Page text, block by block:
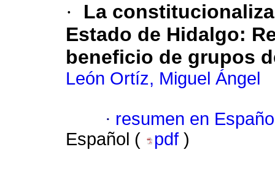
·
La
Estado de Hidalgo:
beneficio de grupos
León Ortíz, Miguel Ángel
· resumen en
Español (
pdf )